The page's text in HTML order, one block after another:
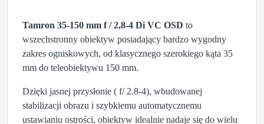
Tamron 35-150 mm f / 2,8-4 Di VC OSD to
wszechstronny obiektyw posiadający bardzo wygodny
zakres ogniskowych, od klasycznego szerokiego kąta 35
mm do teleobiektywu 150 mm.
Dzięki jasnej przysłonie ( f/ 2.8-4), wbudowanej
stabilizacji obrazu i szybkiemu automatycznemu
ustawianiu ostrości, obiektyw idealnie nadaje się do wielu